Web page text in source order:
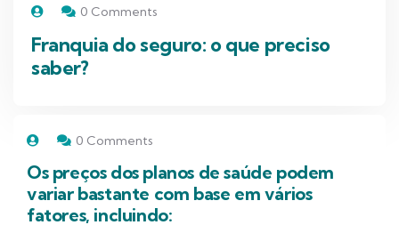
0 Comments
Franquia do seguro: o que preciso
saber?
0 Comments
Os preços dos planos de saúde podem
variar bastante com base em vários
fatores, incluindo: